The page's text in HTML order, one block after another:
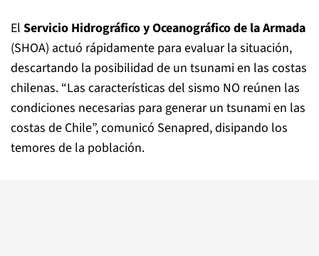
El Servicio Hidrográfico y Oceanográfico de la Armada
(SHOA) actuó rápidamente para evaluar la situación,
descartando la posibilidad de un tsunami en las costas
chilenas. “Las características del sismo NO reúnen las
condiciones necesarias para generar un tsunami en las
costas de Chile”, comunicó Senapred, disipando los
temores de la población.